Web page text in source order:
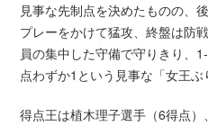
見事な先制点を決めたものの、
プレーをかけて猛攻、終盤は防
員の集中した守備で守りきり、
点わずか1という見事な「女王ぶ
得点王は植木理子選手（6得点